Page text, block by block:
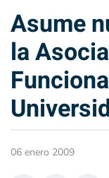
Asume
la
06 enero 2009